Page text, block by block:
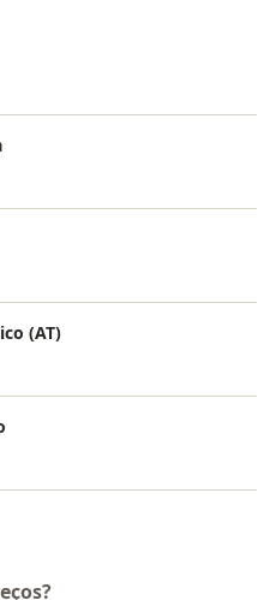
com mulheres
(AT)